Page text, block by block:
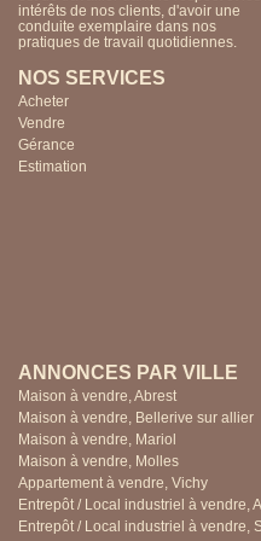
DE REPOS ,SALLE DE STOKAGE
HOMMES ET
BESOIN DE STOKAGE OU
AYANT BESOIN DE
M2 ENVIRON.SITE
OFFRE..
intérêts de nos clients, d'avoir une
conduite exemplaire dans nos
pratiques de travail quotidiennes.
intérêts de nos clients, d'avoir une
conduite exemplaire dans nos
pratiques de travail quotidiennes.
NOS SERVICES
Acheter
Vendre
Gérance
Estimation
ANNONCES PAR VILLE
Maison à vendre, Abrest
Maison à vendre, Bellerive sur allier
Maison à vendre, Mariol
Maison à vendre, Molles
Appartement à vendre, Vichy
Entrepôt / Local industriel à vendre,
Entrepôt / Local industriel à vendre,